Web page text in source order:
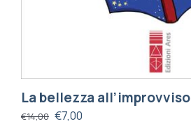
La bellezza all’improvviso
€14,00 €7,00